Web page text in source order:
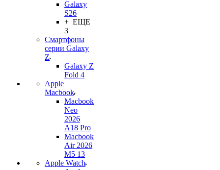
Galaxy
S26
+ ЕЩЕ
3
Смартфоны
серии Galaxy
Z
Galaxy Z
Fold 4
Apple
Macbook
Macbook
Neo
2026
A18 Pro
Macbook
Air 2026
M5 13
Apple Watch